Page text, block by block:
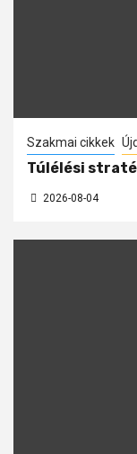
Szakmai cikkek
Túlélési
2026-08-04